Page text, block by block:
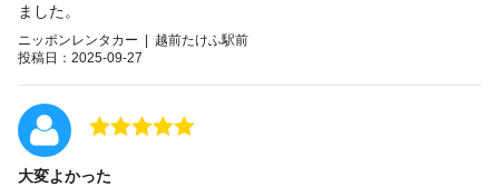
ました。
ニッポンレンタカー | 越前たけふ駅前
投稿日：2025-09-27
大変よかった